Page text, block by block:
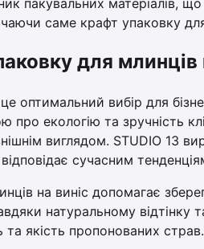
саме крафт упаковку
для млинців
оптимальний вибір для
екологію та зручність
виглядом. STUDIO 13
сучасним
на виніс допомагає
натуральному відтінку
та якість пропонованих страв.